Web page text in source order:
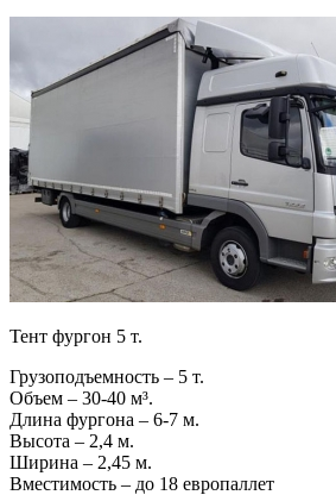
Тент фургон 5 т.
Грузоподъемность – 5 т.
Объем – 30-40 м³.
Длина фургона – 6-7 м.
Высота – 2,4 м.
Ширина – 2,45 м.
Вместимость – до 18 европаллет